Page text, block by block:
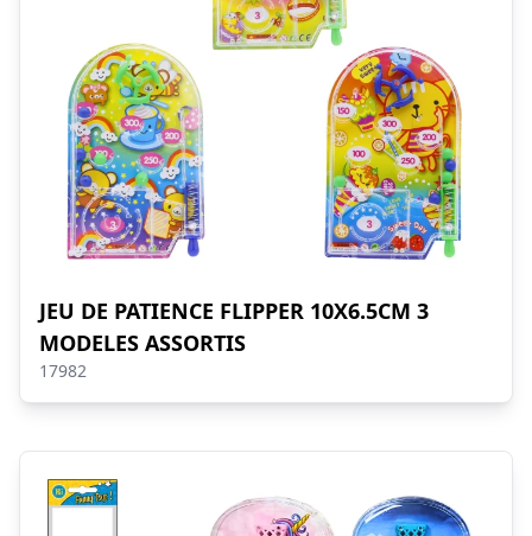
JEU DE PATIENCE FLIPPER 10X6.5CM 3
MODELES ASSORTIS
17982